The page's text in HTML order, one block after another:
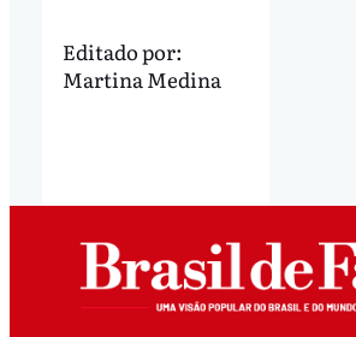
Editado por:
Martina Medina